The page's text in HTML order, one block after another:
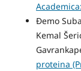
Đemo
Kemal
proteina